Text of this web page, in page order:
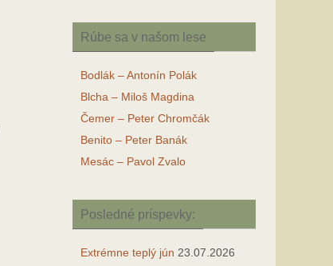
Rúbe sa v našom lese
Bodlák – Antonín Polák
Blcha – Miloš Magdina
Čemer – Peter Chromčák
Benito – Peter Banák
Mesác – Pavol Zvalo
Posledné príspevky:
Extrémne teplý jún 23.07.2026